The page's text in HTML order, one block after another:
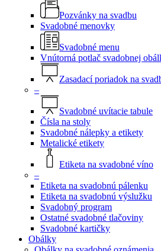
Pozvánky na svadbu
Svadobné menovky
Svadobné menu
Vnútorná potlač svadobnej
Zasadací poriadok na
–
Svadobné uvítacie tabule
Čísla na stoly
Svadobné nálepky a etikety
Metalické etikety
Etiketa na svadobné víno
–
Etiketa na svadobnú pálenku
Etiketa na svadobnú výslužku
Svadobný program
Ostatné svadobné tlačoviny
Svadobné kartičky
Obálky